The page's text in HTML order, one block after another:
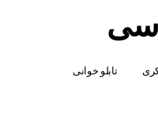
تابلو خوانی